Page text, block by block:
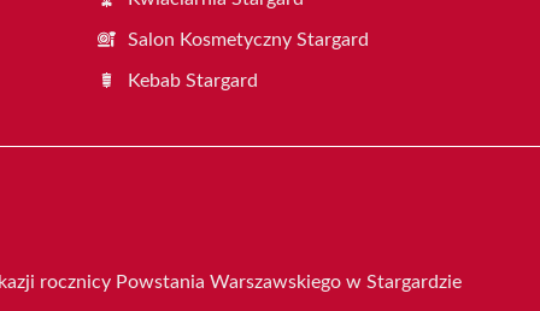
Salon Kosmetyczny Stargard
Kebab Stargard
rocznicy Powstania Warszawskiego w Stargardzie